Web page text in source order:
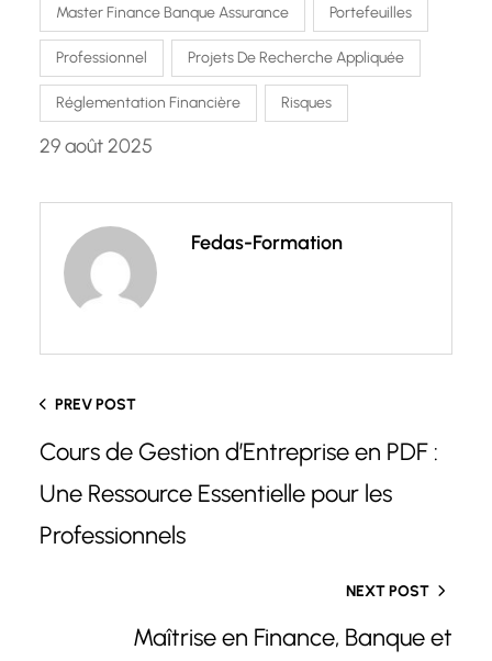
Master Finance Banque Assurance Portefeuilles
Professionnel Projets De Recherche Appliquée
Réglementation Financière Risques
29 août 2025
Fedas-Formation
PREV POST
Cours de Gestion d’Entreprise en PDF :
Une Ressource Essentielle pour les
Professionnels
NEXT POST
Maîtrise en Finance, Banque et